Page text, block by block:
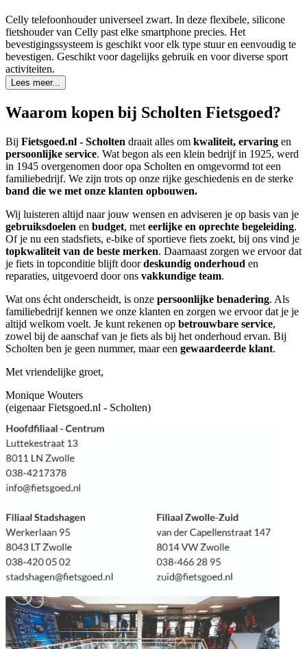
Celly telefoonhouder universeel zwart. In deze flexibele, silicone
fietshouder van Celly past elke smartphone precies. Het
bevestigingssysteem is geschikt voor elk type stuur en eenvoudig te
bevestigen. Geschikt voor dagelijks gebruik en voor diverse sport
activiteiten.
Lees meer...
Waarom kopen bij Scholten Fietsgoed?
Bij Fietsgoed.nl - Scholten draait alles om kwaliteit, ervaring en
persoonlijke service. Wat begon als een klein bedrijf in 1925, werd
in 1945 overgenomen door opa Scholten en omgevormd tot een
familiebedrijf. We zijn trots op onze rijke geschiedenis en de sterke
band die we met onze klanten opbouwen.
Wij luisteren altijd naar jouw wensen en adviseren je op basis van je
gebruiksdoelen en budget, met eerlijke en oprechte begeleiding.
Of je nu een stadsfiets, e-bike of sportieve fiets zoekt, bij ons vind je
topkwaliteit van de beste merken. Daarnaast zorgen we ervoor dat
je fiets in topconditie blijft doordeskundig onderhoud en
reparaties, uitgevoerd door ons vakkundige team.
Wat ons écht onderscheidt, is onze persoonlijke benadering. Als
familiebedrijf kennen we onze klanten en zorgen we ervoor dat je je
altijd welkom voelt. Je kunt rekenen op betrouwbare service,
zowel bij de aanschaf van je fiets als bij het onderhoud ervan. Bij
Scholten ben je geen nummer, maar een gewaardeerde klant.
Met vriendelijke groet,
Monique Wouters
(eigenaar Fietsgoed.nl - Scholten)